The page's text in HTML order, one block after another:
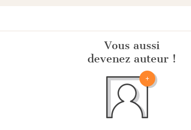
Vous aussi
devenez auteur !